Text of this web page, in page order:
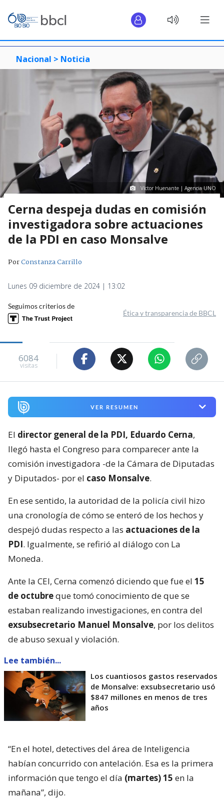
Nacional > Noticia
Víctor Huenante | Agencia UNO
Cerna despeja dudas en comisión
investigadora sobre actuaciones
de la PDI en caso Monsalve
PorConstanza Carrillo
Lunes 09 diciembre de 2024 | 13:02
Seguimos criterios de
Ética y transparencia de BBCL
6084
visitas
VER RESUMEN
El director general de la PDI, Eduardo Cerna,
llegó hasta el Congreso para comparecer ante la
comisión investigadora -de la Cámara de Diputadas
y Diputados- por el caso Monsalve.
En ese sentido, la autoridad de la policía civil hizo
una cronología de cómo se enteró de los hechos y
despejó dudas respecto a las actuaciones de la
PDI. Igualmente, se refirió al diálogo con La
Moneda.
Ante la CEI, Cerna comenzó diciendo que fue el 15
de octubreque tomó conocimiento de que se
estaban realizando investigaciones, en contra del
exsubsecretario Manuel Monsalve, por los delitos
de abuso sexual y violación.
Lee también...
Los cuantiosos gastos reservados
de Monsalve: exsubsecretario usó
$847 millones en menos de tres
años
“En el hotel, detectives del área de Inteligencia
habían concurrido con antelación. Esa es la primera
información que tengo el día (martes) 15 en la
mañana”, dijo.